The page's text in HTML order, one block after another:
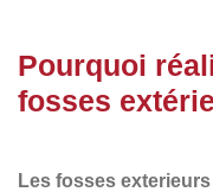
Pourquoi
fosses
Les fosses